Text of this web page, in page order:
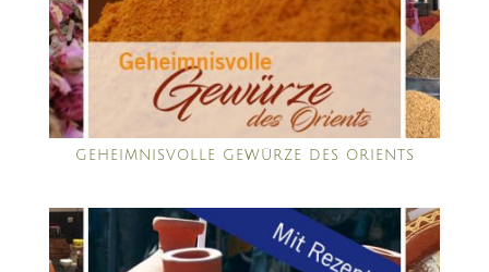
GEHEIMNISVOLLE GEWÜRZE DES ORIENTS